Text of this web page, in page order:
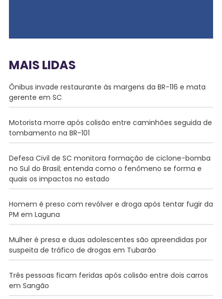
MAIS LIDAS
Ônibus invade restaurante às margens da BR-116 e mata
gerente em SC
Motorista morre após colisão entre caminhões seguida de
tombamento na BR-101
Defesa Civil de SC monitora formação de ciclone-bomba
no Sul do Brasil; entenda como o fenômeno se forma e
quais os impactos no estado
Homem é preso com revólver e droga após tentar fugir da
PM em Laguna
Mulher é presa e duas adolescentes são apreendidas por
suspeita de tráfico de drogas em Tubarão
Três pessoas ficam feridas após colisão entre dois carros
em Sangão